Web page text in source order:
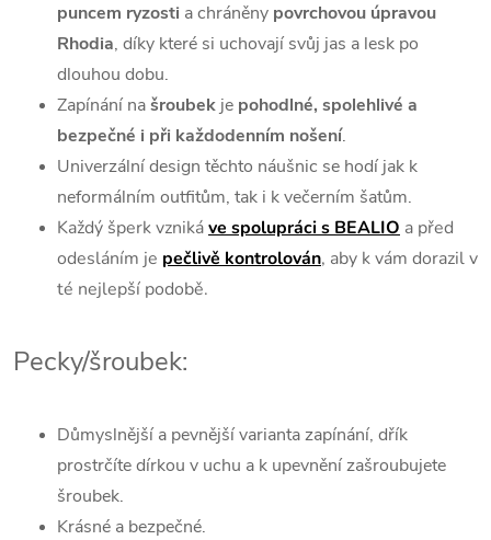
puncem ryzosti a chráněny povrchovou úpravou
Rhodia, díky které si uchovají svůj jas a lesk po
dlouhou dobu.
Zapínání našroubek je pohodlné, spolehlivé a
bezpečné i při každodenním nošení.
Univerzální design těchto náušnic se hodí jak k
neformálním outfitům, tak i k večerním šatům.
Každý šperk vznikáve spolupráci s BEALIO a před
odesláním je pečlivě kontrolován, aby k vám dorazil v
té nejlepší podobě.
Pecky/šroubek:
Důmyslnější a pevnější varianta zapínání, dřík
prostrčíte dírkou v uchu a k upevnění zašroubujete
šroubek.
Krásné a bezpečné.